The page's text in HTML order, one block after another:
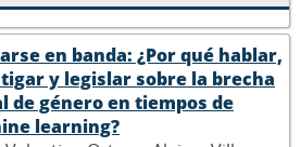
en banda: ¿Por qué hablar,
y legislar sobre la brecha
de género en tiempos de
learning?